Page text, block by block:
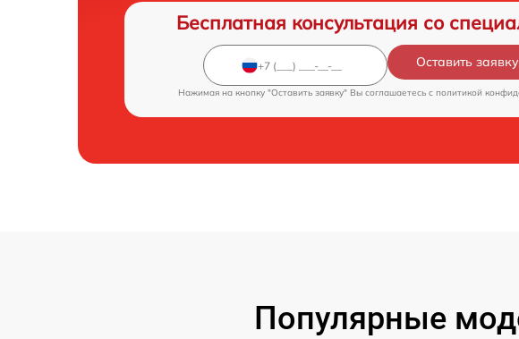
Бесплатная консультация со
Оставить заявку
Нажимая на кнопку "Оставить заявку" Вы соглашаетесь c политикой
Популярные